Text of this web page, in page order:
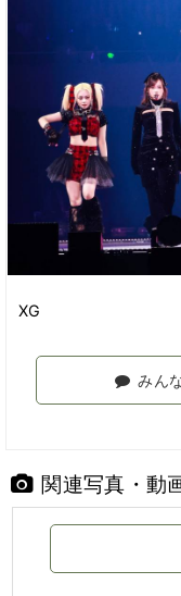
XG
みん
関連写真・動